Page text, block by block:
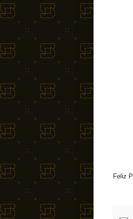
Feliz